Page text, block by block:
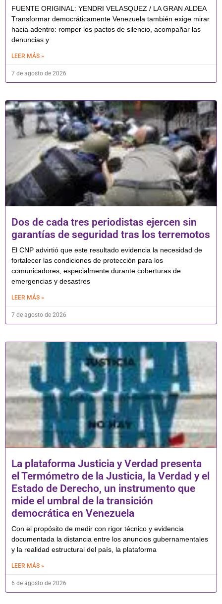
FUENTE ORIGINAL: YENDRI VELASQUEZ / LA GRAN ALDEA
Transformar democráticamente Venezuela también exige mirar
hacia adentro: romper los pactos de silencio, acompañar las
denuncias y
LEER MÁS »
7 de agosto de 2026
Dos de cada tres periodistas ejercen sin
garantías de seguridad tras los terremotos
El CNP advirtió que este resultado evidencia la necesidad de
fortalecer las condiciones de protección para los
comunicadores, especialmente durante coberturas de
emergencias y desastres
LEER MÁS »
7 de agosto de 2026
La plataforma Justicia y Verdad presenta
el Termómetro de la Justicia, la Verdad y el
Estado de Derecho, un instrumento que
mide el umbral de la transición
democrática en Venezuela
Con el propósito de medir con rigor técnico y evidencia
documentada la distancia entre los anuncios gubernamentales
y la realidad estructural del país, la plataforma
LEER MÁS »
6 de agosto de 2026